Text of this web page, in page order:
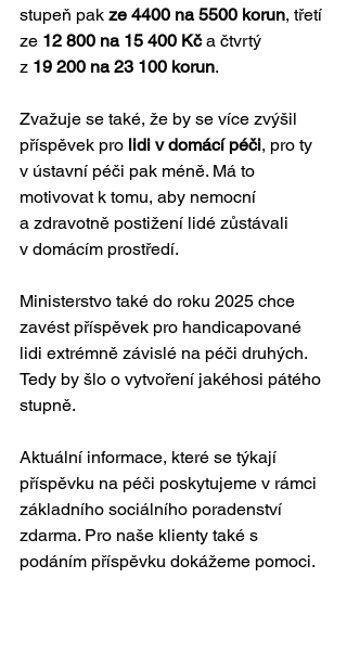
stupeň pak ze 4400 na 5500 korun, třetí
ze 12 800 na 15 400 Kč a čtvrtý
z 19 200 na 23 100 korun.
Zvažuje se také, že by se více zvýšil
příspěvek pro lidi v domácí péči, pro ty
v ústavní péči pak méně. Má to
motivovat k tomu, aby nemocní
a zdravotně postižení lidé zůstávali
v domácím prostředí.
Ministerstvo také do roku 2025 chce
zavést příspěvek pro handicapované
lidi extrémně závislé na péči druhých.
Tedy by šlo o vytvoření jakéhosi pátého
stupně.
Aktuální informace, které se týkají
příspěvku na péči poskytujeme v rámci
základního sociálního poradenství
zdarma. Pro naše klienty také s
podáním příspěvku dokážeme pomoci.